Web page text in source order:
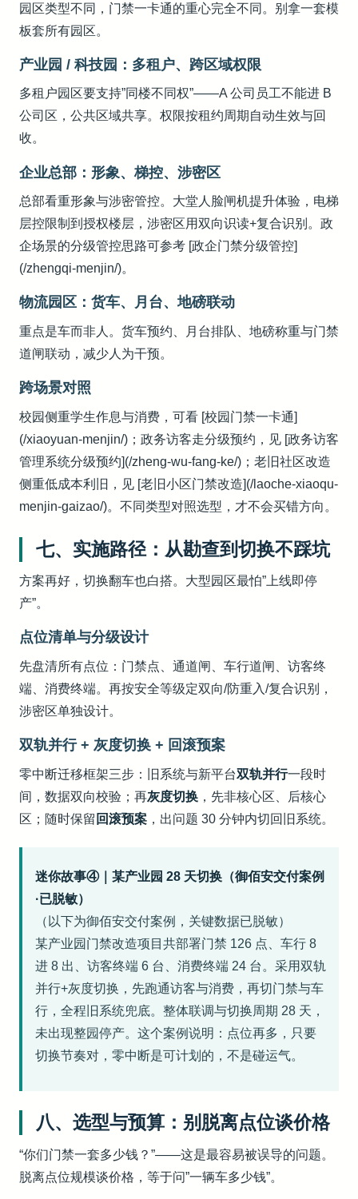
园区类型不同，门禁一卡通的重心完全不同。别拿一套模
板套所有园区。
产业园 / 科技园：多租户、跨区域权限
多租户园区要支持”同楼不同权”——A 公司员工不能进 B
公司区，公共区域共享。权限按租约周期自动生效与回
收。
企业总部：形象、梯控、涉密区
总部看重形象与涉密管控。大堂人脸闸机提升体验，电梯
层控限制到授权楼层，涉密区用双向识读+复合识别。政
企场景的分级管控思路可参考 [政企门禁分级管控]
(/zhengqi-menjin/)。
物流园区：货车、月台、地磅联动
重点是车而非人。货车预约、月台排队、地磅称重与门禁
道闸联动，减少人为干预。
跨场景对照
校园侧重学生作息与消费，可看 [校园门禁一卡通]
(/xiaoyuan-menjin/)；政务访客走分级预约，见 [政务访客
管理系统分级预约](/zheng-wu-fang-ke/)；老旧社区改造
侧重低成本利旧，见 [老旧小区门禁改造](/laoche-xiaoqu-
menjin-gaizao/)。不同类型对照选型，才不会买错方向。
七、实施路径：从勘查到切换不踩坑
方案再好，切换翻车也白搭。大型园区最怕”上线即停
产”。
点位清单与分级设计
先盘清所有点位：门禁点、通道闸、车行道闸、访客终
端、消费终端。再按安全等级定双向/防重入/复合识别，
涉密区单独设计。
双轨并行 + 灰度切换 + 回滚预案
零中断迁移框架三步：旧系统与新平台双轨并行一段时
间，数据双向校验；再灰度切换 ，先非核心区、后核心
区；随时保留 回滚预案 ，出问题 30 分钟内切回旧系统。
迷你故事④｜某产业园 28 天切换（御佰安交付案例
·已脱敏）
（以下为御佰安交付案例，关键数据已脱敏）
某产业园门禁改造项目共部署门禁 126 点、车行 8
进 8 出、访客终端 6 台、消费终端 24 台。采用双轨
并行+灰度切换，先跑通访客与消费，再切门禁与车
行，全程旧系统兜底。整体联调与切换周期 28 天，
未出现整园停产。这个案例说明：点位再多，只要
切换节奏对，零中断是可计划的，不是碰运气。
八、选型与预算：别脱离点位谈价格
“你们门禁一套多少钱？”——这是最容易被误导的问题。
脱离点位规模谈价格，等于问”一辆车多少钱”。